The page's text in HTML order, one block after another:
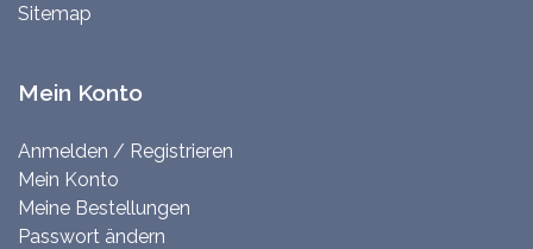
Sitemap
Mein Konto
Anmelden / Registrieren
Mein Konto
Meine Bestellungen
Passwort ändern